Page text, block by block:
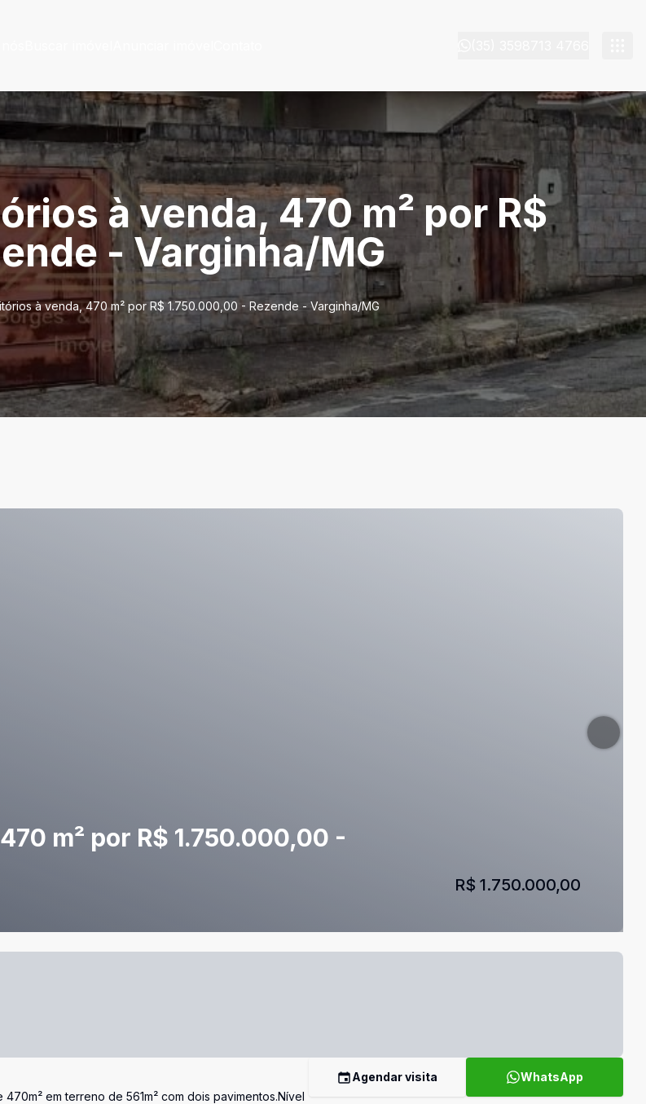
à venda, 470 m² por R$
- Varginha/MG
à venda, 470 m² por R$ 1.750.000,00 - Rezende - Varginha/MG
m² por R$ 1.750.000,00 -
R$ 1.750.000,00
em terreno de 561m² com dois pavimentos.Nível
Agendar visita WhatsApp